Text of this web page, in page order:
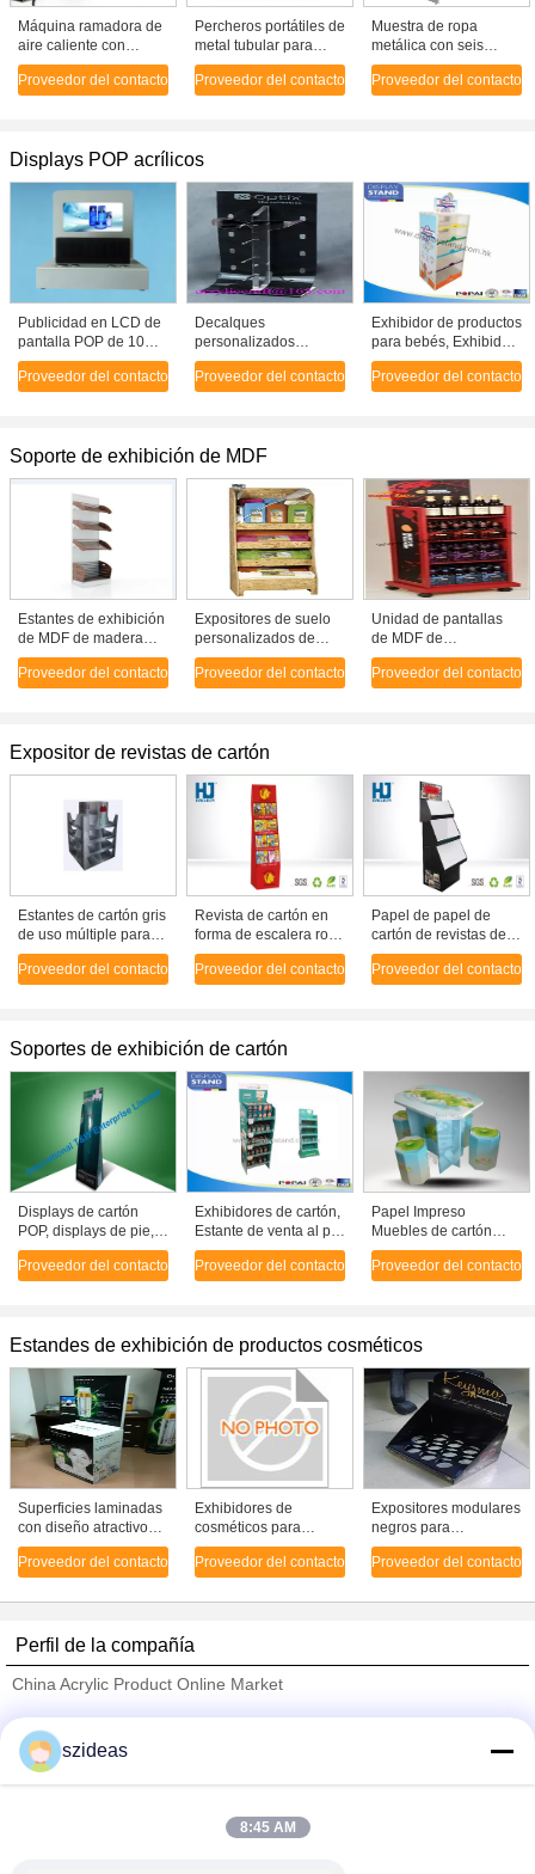
Máquina ramadora de
aire caliente con
sistema de gas,
cámaras de 8
Proveedor del contacto
Percheros portátiles de
metal tubular para
ropa con cuatro brazos
Proveedor del contacto
Muestra de ropa
metálica con seis
brazos con chapa de
chorme para tiendas
Proveedor del contacto
Displays POP acrílicos
Publicidad en LCD de
pantalla POP de 10
pulgadas para mostrar
productos pequeños
Proveedor del contacto
Decalques
personalizados
Acrílico Pop Display
Gafas Estante,
Proveedor del contacto
Exhibidor de productos
para bebés, Exhibidor
de material acrílico
transparente para
Proveedor del contacto
Soporte de exhibición de MDF
Estantes de exhibición
de MDF de madera
personalizados /
Estante de exhibición
Proveedor del contacto
Expositores de suelo
personalizados de
MDF reciclado para
tienda, Expositores
Proveedor del contacto
Unidad de pantallas
de MDF de
supermercado
Proveedor del contacto
Expositor de revistas de cartón
Estantes de cartón gris
de uso múltiple para
almacenamiento,
laminado brillante
Proveedor del contacto
Revista de cartón en
forma de escalera roja
con 4 niveles para
libros infantiles
Proveedor del contacto
Papel de papel de
cartón de revistas de
papel de exhibición
del piso de pie de
Proveedor del contacto
Soportes de exhibición de cartón
Displays de cartón
POP, displays de pie,
displays de cartón
ondulado con gancho
Proveedor del contacto
Exhibidores de cartón,
Estante de venta al por
menor de alimentos
Heinz, Exhibición
Proveedor del contacto
Papel Impreso
Muebles de cartón
Stand de exhibición
para la promoción de
Proveedor del contacto
Estandes de exhibición de productos cosméticos
Superficies laminadas
con diseño atractivo
Estantes de exhibición
cosmética Vitrinas de
Proveedor del contacto
Exhibidores de
cosméticos para
damas ISO9001 para
champú líquido capilar
exhibidos
Proveedor del contacto
Expositores modulares
negros para
cosméticos con
impresión offset 4C
cuidado de la piel
Proveedor del contacto
Perfil de la compañía
China Acrylic Product Online Market
Trust Seal
szideas
8:45 AM